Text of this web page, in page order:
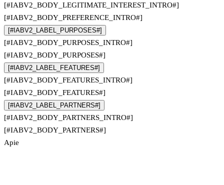
[#IABV2_BODY_LEGITIMATE_INTEREST_INTRO#]
[#IABV2_BODY_PREFERENCE_INTRO#]
[#IABV2_LABEL_PURPOSES#]
[#IABV2_BODY_PURPOSES_INTRO#]
[#IABV2_BODY_PURPOSES#]
[#IABV2_LABEL_FEATURES#]
[#IABV2_BODY_FEATURES_INTRO#]
[#IABV2_BODY_FEATURES#]
[#IABV2_LABEL_PARTNERS#]
[#IABV2_BODY_PARTNERS_INTRO#]
[#IABV2_BODY_PARTNERS#]
Apie